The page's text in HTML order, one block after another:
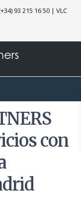
93 215 16 50| VLC
con